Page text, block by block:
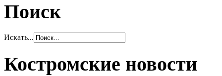
Поиск
Искать...
Костромские новости